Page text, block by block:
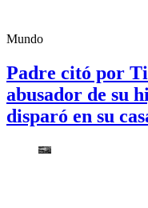
Mundo
Padre citó por
abusador de su
disparó en su